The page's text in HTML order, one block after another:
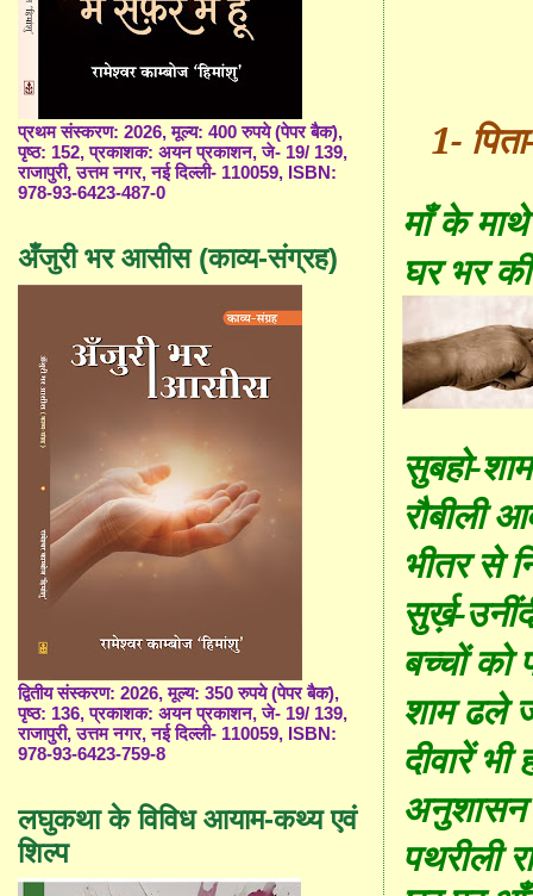
1-
माँ के
घर भर
सुबहो-
रौबीली
भीतर से
सुर्ख़-
बच्चों को
शाम ढले
दीवारें
अनुशासन
पथरीली
प्रथम संस्करण: 2026, मूल्य: 400 रुपये (पेपर बैक),
पृष्ठ: 152, प्रकाशक: अयन प्रकाशन, जे- 19/ 139,
राजापुरी, उत्तम नगर, नई दिल्ली- 110059, ISBN:
978-93-6423-487-0
अँजुरी भर आसीस (काव्य-संग्रह)
द्वितीय संस्करण: 2026, मूल्य: 350 रुपये (पेपर बैक),
पृष्ठ: 136, प्रकाशक: अयन प्रकाशन, जे- 19/ 139,
राजापुरी, उत्तम नगर, नई दिल्ली- 110059, ISBN:
978-93-6423-759-8
लघुकथा के विविध आयाम-कथ्य एवं
शिल्प